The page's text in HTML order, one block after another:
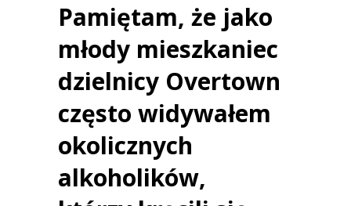
Pamiętam, że jako
młody mieszkaniec
dzielnicy Overtown
często widywałem
okolicznych
alkoholików,